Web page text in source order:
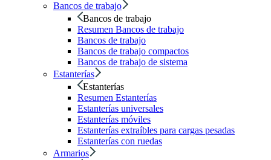
Bancos de trabajo
Bancos de trabajo
Resumen Bancos de trabajo
Bancos de trabajo
Bancos de trabajo compactos
Bancos de trabajo de sistema
Estanterías
Estanterías
Resumen Estanterías
Estanterías universales
Estanterías móviles
Estanterías extraíbles para cargas pesadas
Estanterías con ruedas
Armarios